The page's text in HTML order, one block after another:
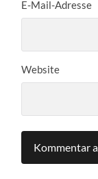
E-Mail-Adresse
Website